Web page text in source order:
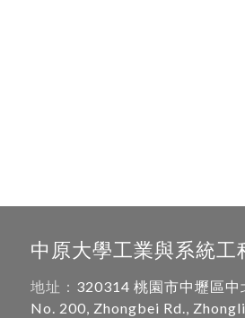
中原大學工業與系統工
地址： 320314 桃園市中壢區中
No. 200, Zhongbei Rd.,